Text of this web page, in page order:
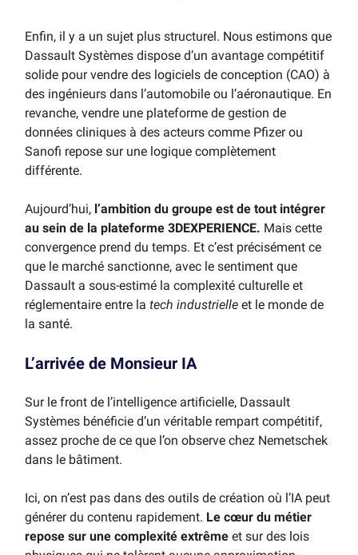
Enfin, il y a un sujet plus structurel. Nous estimons que
Dassault Systèmes dispose d’un avantage compétitif
solide pour vendre des logiciels de conception (CAO) à
des ingénieurs dans l’automobile ou l’aéronautique. En
revanche, vendre une plateforme de gestion de
données cliniques à des acteurs comme Pfizer ou
Sanofi repose sur une logique complètement
différente.
Aujourd’hui, l’ambition du groupe est de tout intégrer
au sein de la plateforme 3DEXPERIENCE. Mais cette
convergence prend du temps. Et c’est précisément ce
que le marché sanctionne, avec le sentiment que
Dassault a sous-estimé la complexité culturelle et
réglementaire entre la tech industrielle et le monde de
la santé.
L’arrivée de Monsieur IA
Sur le front de l’intelligence artificielle, Dassault
Systèmes bénéficie d’un véritable rempart compétitif,
assez proche de ce que l’on observe chez Nemetschek
dans le bâtiment.
Ici, on n’est pas dans des outils de création où l’IA peut
générer du contenu rapidement. Le cœur du métier
repose sur une complexité extrême et sur des lois